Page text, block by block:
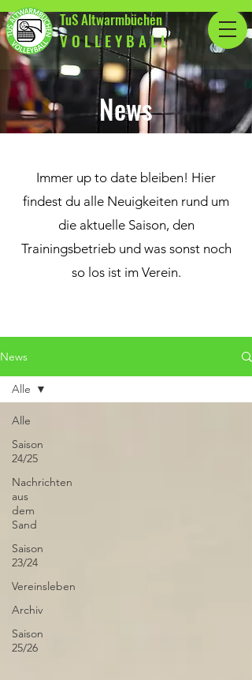
TuS Altwarmbüchen
V O L L E Y B A L L
News
Immer up to date bleiben! Hier
findest du alle Neuigkeiten rund um
die aktuelle Saison, den
Trainingsbetrieb und was sonst noch
so los ist im Verein.
News
Alle
Saison
24/25
Nachrichten
aus
dem
Sand
Saison
23/24
Vereinsleben
Archiv
Saison
25/26
Alle